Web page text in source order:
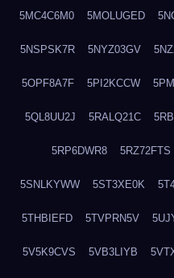
5MC4C6M0 5MOLUGED
5NSPSK7R 5NYZ03GV
5OPF8A7F 5PI2KCCW
5QL8UU2J 5RALQ21C
5RP6DWR8 5RZ72FTS
5SNLKYWW 5ST3XE0K
5THBIEFD 5TVPRN5V
5V5K9CVS 5VB3LIYB